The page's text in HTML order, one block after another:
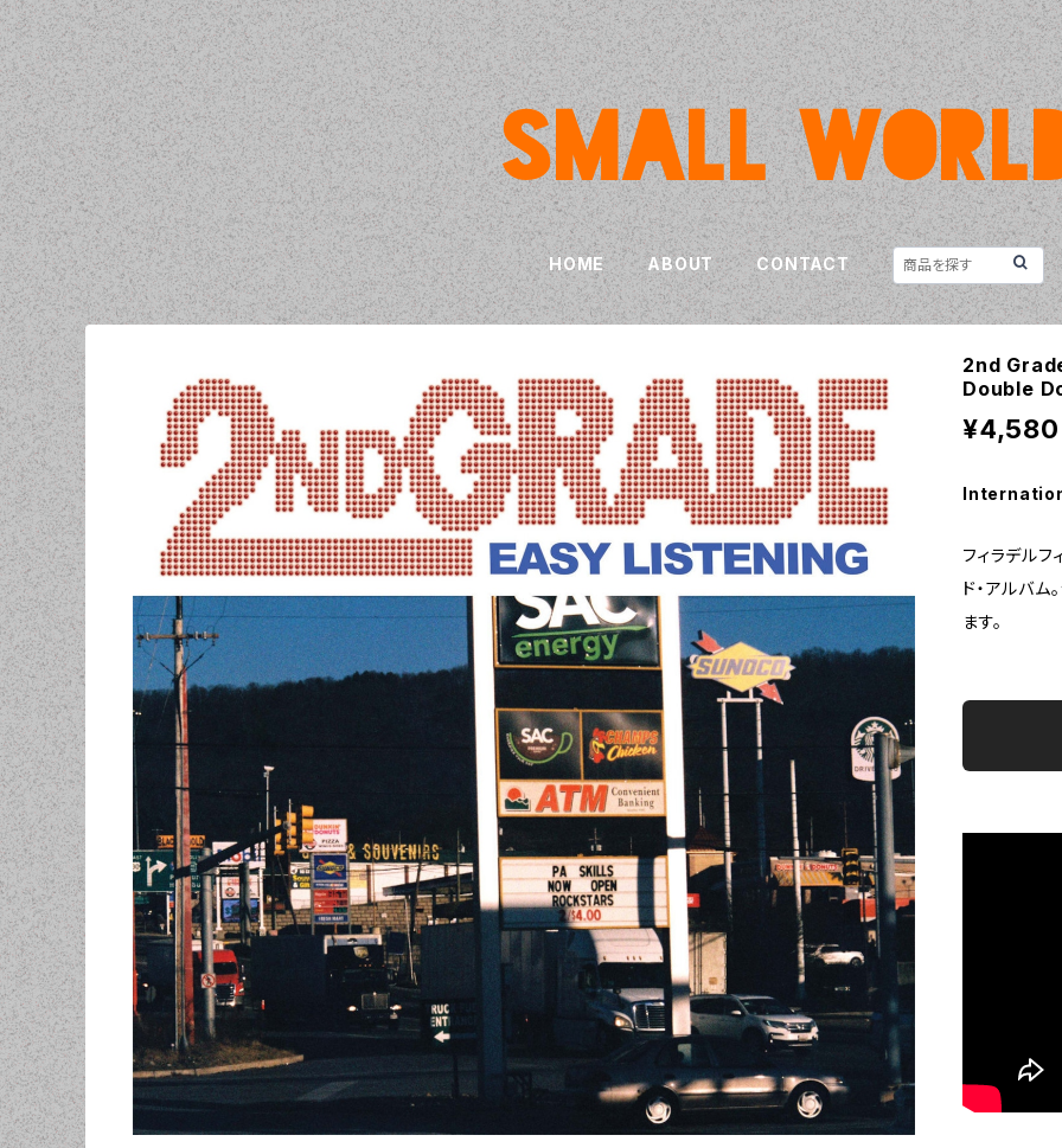
HOME ABOUT CONTACT
2nd
Double
¥4,580
フィラデル
ド・アルバム
ます。